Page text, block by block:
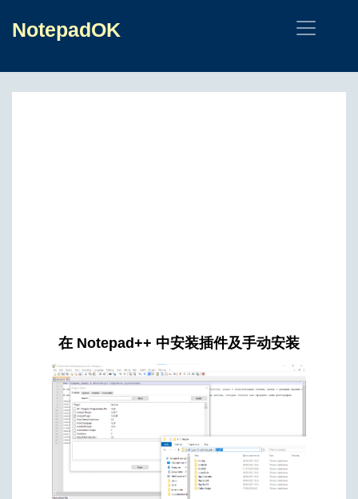
NotepadOK
在 Notepad++ 中安装插件及手动安装